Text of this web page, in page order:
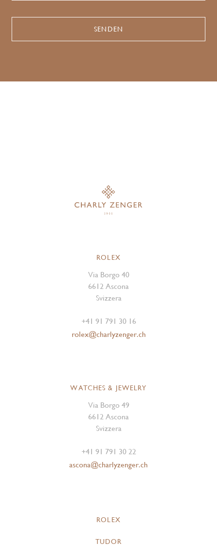
ROLEX
Via Borgo 40
6612 Ascona
Svizzera
+41 91 791 30 16
rolex@charlyzenger.ch
WATCHES & JEWELRY
Via Borgo 49
6612 Ascona
Svizzera
+41 91 791 30 22
ascona@charlyzenger.ch
ROLEX
TUDOR